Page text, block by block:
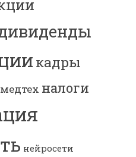
кадры
медтех налоги
нейросети